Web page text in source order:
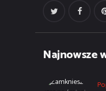
Najnowsze